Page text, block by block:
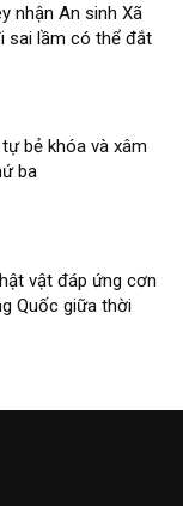
nhận An sinh Xã
sai lầm có thể đắt
bẻ khóa và xâm
ba
vật đáp ứng cơn
Quốc giữa thời